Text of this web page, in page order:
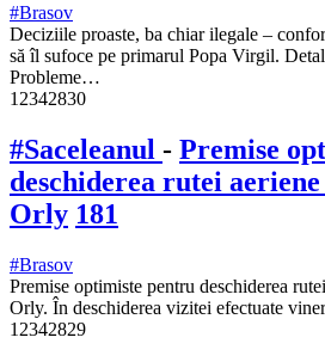
#Brasov
Deciziile proaste, ba chiar ilegale –
să îl sufoce pe primarul Popa Virgil.
Probleme…
12342830
#Saceleanul - Premise
deschiderea rutei
Orly 181
#Brasov
Premise optimiste pentru deschiderea
Orly. În deschiderea vizitei efectuate
12342829